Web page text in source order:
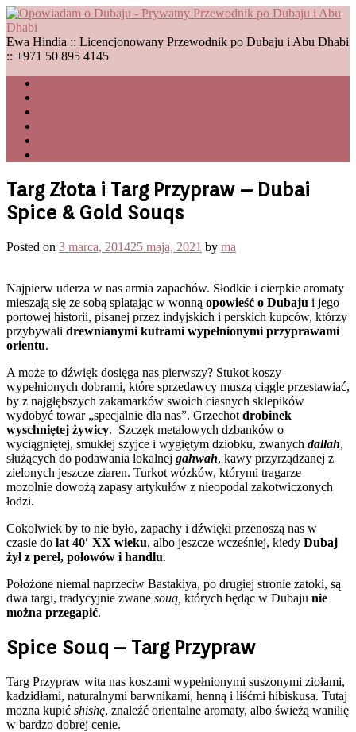
Skip
to
content
Ewa Hindia :: Licencjonowany Przewodnik po Dubaju i Abu Dhabi
:: +971 50 895 4145
Targ Złota i Targ Przypraw – Dubai
Spice & Gold Souqs
Posted on 3 marca, 201425 maja, 2021 by ma
Najpierw uderza w nas armia zapachów. Słodkie i cierpkie aromaty
mieszają się ze sobą splatając w wonną opowieść o Dubaju i jego
portowej historii, pisanej przez indyjskich i perskich kupców, którzy
przybywali drewnianymi kutrami wypełnionymi przyprawami
orientu.
A może to dźwięk dosięga nas pierwszy? Stukot koszy
wypełnionych dobrami, które sprzedawcy muszą ciągle przestawiać,
by z najgłębszych zakamarków swoich ciasnych sklepików
wydobyć towar „specjalnie dla nas”. Grzechot drobinek
wyschniętej żywicy. Szczęk metalowych dzbanków o
wyciągniętej, smukłej szyjce i wygiętym dziobku, zwanych dallah,
służących do podawania lokalnej gahwah, kawy przyrządzanej z
zielonych jeszcze ziaren. Turkot wózków, którymi tragarze
mozolnie dowożą zapasy artykułów z nieopodal zakotwiczonych
łodzi.
Cokolwiek by to nie było, zapachy i dźwięki przenoszą nas w
czasie do lat 40′ XX wieku, albo jeszcze wcześniej, kiedy Dubaj
żył z pereł, połowów i handlu.
Położone niemal naprzeciw Bastakiya, po drugiej stronie zatoki, są
dwa targi, tradycyjnie zwane souq, których będąc w Dubaju nie
można przegapić.
Spice Souq – Targ Przypraw
Targ Przypraw wita nas koszami wypełnionymi suszonymi ziołami,
kadzidłami, naturalnymi barwnikami, henną i liśćmi hibiskusa. Tutaj
można kupić shishę, znaleźć orientalne aromaty, albo świeżą wanilię
w bardzo dobrej cenie.